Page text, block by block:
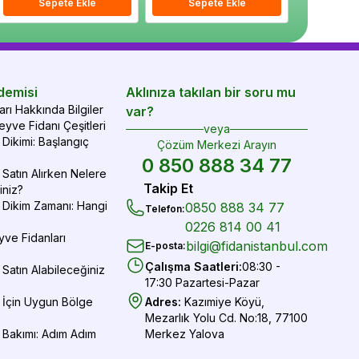
Sepete Ekle Sepete Ekle
Sepete Ekle Sepete Ekle
Hakkında Bilgiler
Fidanı Çeşitleri
Başlangıç
Alırken Nelere
Zamanı: Hangi
Fidanları
Alabileceğiniz
İçin Uygun Bölge
Adım Adım
Aklınıza takılan bir soru mu
var?
veya
Çözüm Merkezi Arayın
0 850 888 34 77
Takip Et
Telefon:0850 888 34 77
0226 814 00 41
E-posta:bilgi@fidanistanbul.com
Çalışma Saatleri:08:30 -
17:30 Pazartesi-Pazar
Adres: Kazımiye Köyü,
Mezarlık Yolu Cd. No:18, 77100
Merkez Yalova